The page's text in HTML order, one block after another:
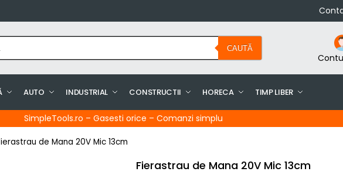
CAUTĂ
AUTO INDUSTRIAL CONSTRUCTII HORECA TIMP LIBER
SimpleTools.ro – Gasesti orice – Comanzi simplu
de Mana 20V Mic 13cm
Fierastrau de Mana 20V Mic 13cm